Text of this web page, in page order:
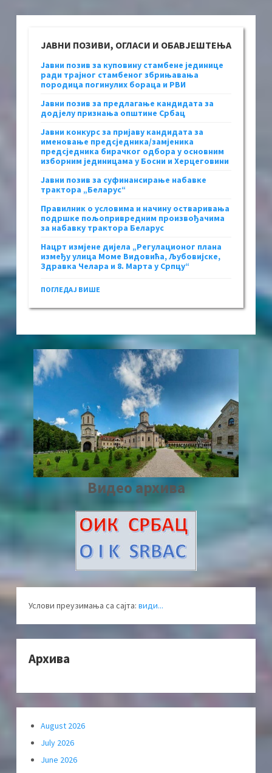
ЈАВНИ ПОЗИВИ, ОГЛАСИ И ОБАВЈЕШТЕЊА
Јавни позив за куповину стамбене јединице
ради трајног стамбеног збрињавања
породица погинулих бораца и РВИ
Јавни позив за предлагање кандидата за
додјелу признања општине Србац
Јавни конкурс за пријаву кандидата за
именовање предсједника/замјеника
предсједника бирачког одбора у основним
изборним јединицама у Босни и Херцеговини
Јавни позив за суфинансирање набавке
трактора „Беларус“
Правилник о условима и начину остваривања
подршке пољопривредним произвођачима
за набавку трактора Беларус
Нацрт измјене дијела „Регулационог плана
између улица Моме Видовића, Љубовијске,
Здравка Челара и 8. Марта у Српцу“
ПОГЛЕДАЈ ВИШЕ
Видео архива
Услови преузимања са сајта: види...
Архива
August 2026
July 2026
June 2026